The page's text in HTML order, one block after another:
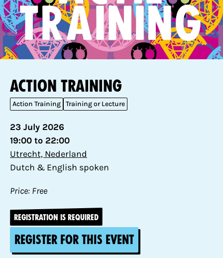
Action training
Action Training Training or Lecture
23 July 2026
19:00 to 22:00
Utrecht, Nederland
Dutch & English spoken
Price: Free
REGISTRATION IS REQUIRED
Register for this event